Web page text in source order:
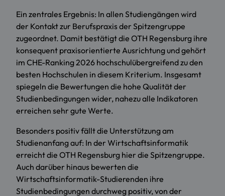
Ein zentrales Ergebnis: In allen Studiengängen wird
der Kontakt zur Berufspraxis der Spitzengruppe
zugeordnet. Damit bestätigt die OTH Regensburg ihre
konsequent praxisorientierte Ausrichtung und gehört
im CHE-Ranking 2026 hochschulübergreifend zu den
besten Hochschulen in diesem Kriterium. Insgesamt
spiegeln die Bewertungen die hohe Qualität der
Studienbedingungen wider, nahezu alle Indikatoren
erreichen sehr gute Werte.
Besonders positiv fällt die Unterstützung am
Studienanfang auf: In der Wirtschaftsinformatik
erreicht die OTH Regensburg hier die Spitzengruppe.
Auch darüber hinaus bewerten die
Wirtschaftsinformatik-Studierenden ihre
Studienbedingungen durchweg positiv, von der